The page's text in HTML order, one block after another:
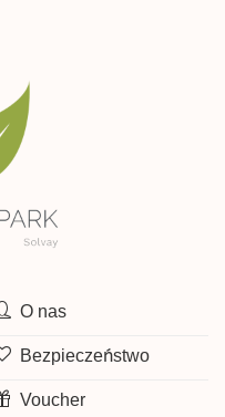
O nas
Bezpieczeństwo
Voucher